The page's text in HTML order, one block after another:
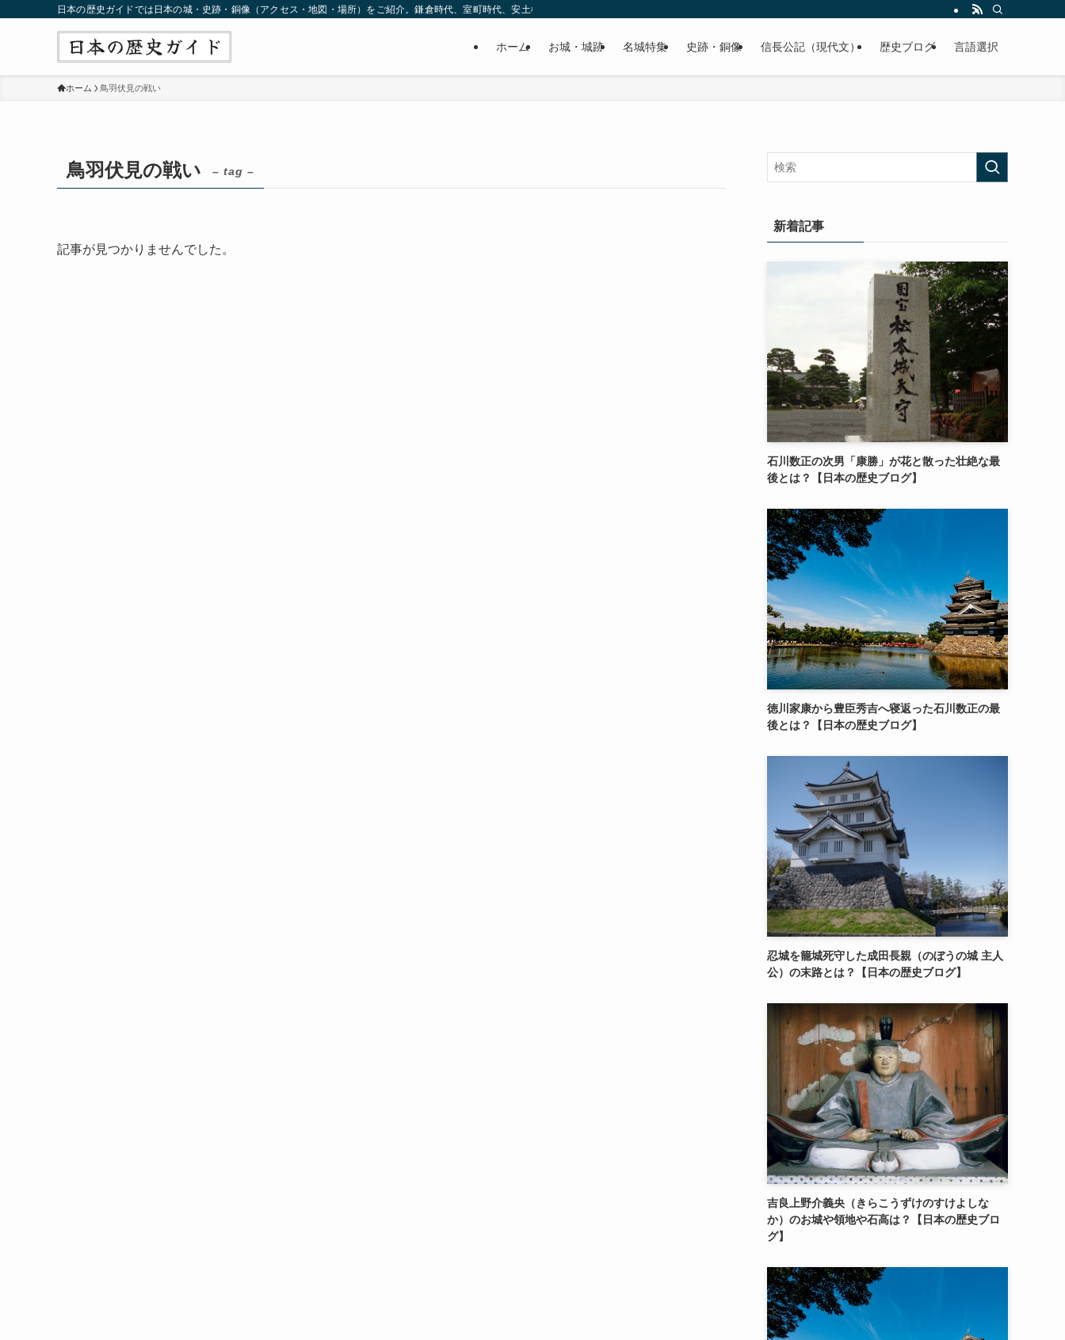
日本の歴史ガイドでは日本の城・史跡・銅像（アクセス・地図・場所）をご紹介。鎌倉時代、室町時代、安土桃山時代（戦国時代）、江戸時代と幅広くご紹介致します。
ホーム お城・城跡 名城特集 史跡・銅像 信長公記（現代文） 歴史ブログ 言語選択
ホーム 鳥羽伏見の戦い
鳥羽伏見の戦い – tag –
記事が見つかりませんでした。
新着記事
石川数正の次男「康勝」が花と散った壮絶な最
後とは？【日本の歴史ブログ】
徳川家康から豊臣秀吉へ寝返った石川数正の最
後とは？【日本の歴史ブログ】
忍城を籠城死守した成田長親（のぼうの城 主人
公）の末路とは？【日本の歴史ブログ】
吉良上野介義央（きらこうずけのすけよしな
か）のお城や領地や石高は？【日本の歴史ブロ
グ】